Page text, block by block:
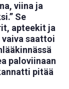
viina ja
Se
apteekit ja
saattoi
paloviinaan
pitää